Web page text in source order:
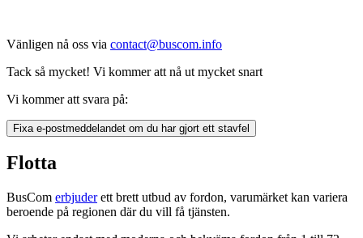
Vänligen nå oss via contact@buscom.info
Tack så mycket! Vi kommer att nå ut mycket snart
Vi kommer att svara på:
Fixa e-postmeddelandet om du har gjort ett stavfel
Flotta
BusCom erbjuderett brett utbud av fordon, varumärket kan variera
beroende på regionen där du vill få tjänsten.